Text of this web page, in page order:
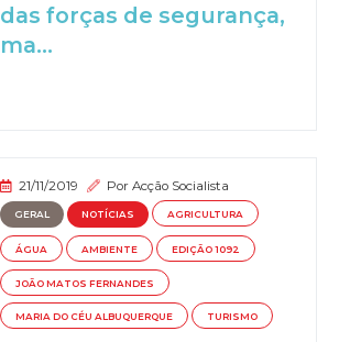
das forças de segurança,
ma...
21/11/2019 PorAcção Socialista
GERAL NOTÍCIAS AGRICULTURA
ÁGUA AMBIENTE EDIÇÃO 1092
JOÃO MATOS FERNANDES
MARIA DO CÉU ALBUQUERQUE TURISMO